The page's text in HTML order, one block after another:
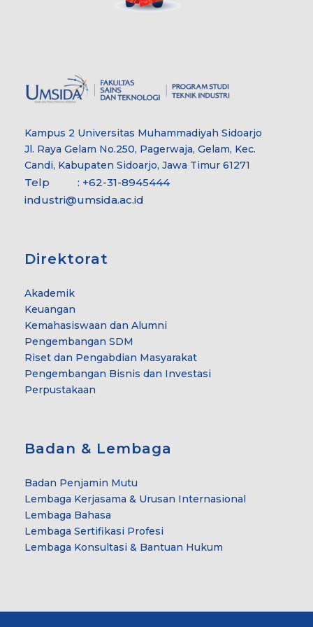
Kampus 2 Universitas Muhammadiyah Sidoarjo
Jl. Raya Gelam No.250, Pagerwaja, Gelam, Kec.
Candi, Kabupaten Sidoarjo, Jawa Timur 61271
Telp : +62-31-8945444
industri@umsida.ac.id
Direktorat
Akademik
Keuangan
Kemahasiswaan dan Alumni
Pengembangan SDM
Riset dan Pengabdian Masyarakat
Pengembangan Bisnis dan Investasi
Perpustakaan
Badan & Lembaga
Badan Penjamin Mutu
Lembaga Kerjasama & Urusan Internasional
Lembaga Bahasa
Lembaga Sertifikasi Profesi
Lembaga Konsultasi & Bantuan Hukum